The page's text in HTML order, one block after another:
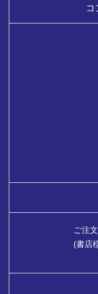
コ
ご注
(書店